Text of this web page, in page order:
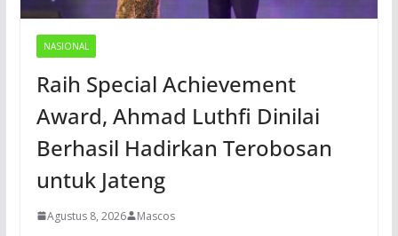
NASIONAL
Raih Special Achievement
Award, Ahmad Luthfi Dinilai
Berhasil Hadirkan Terobosan
untuk Jateng
Agustus 8, 2026 Mascos